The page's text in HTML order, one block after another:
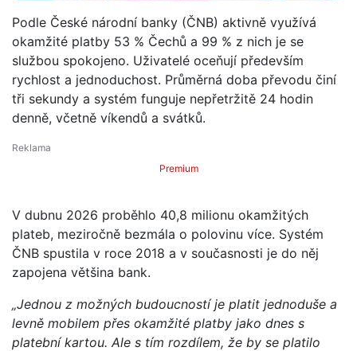
Podle České národní banky (ČNB) aktivně využívá
okamžité platby 53 % Čechů a 99 % z nich je se
službou spokojeno. Uživatelé oceňují především
rychlost a jednoduchost. Průměrná doba převodu činí
tři sekundy a systém funguje nepřetržitě 24 hodin
denně, včetně víkendů a svátků.
Premium
V dubnu 2026 proběhlo 40,8 milionu okamžitých
plateb, meziročně bezmála o polovinu více. Systém
ČNB spustila v roce 2018 a v současnosti je do něj
zapojena většina bank.
„Jednou z možných budoucností je platit jednoduše a
levně mobilem přes okamžité platby jako dnes s
platební kartou. Ale s tím rozdílem, že by se platilo